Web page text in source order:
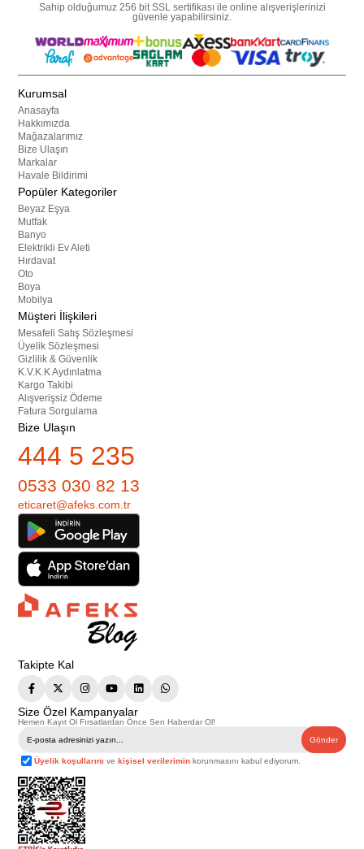
Sahip olduğumuz 256 bit SSL sertifikası ile online alışverişlerinizi
güvenle yapabilirsiniz.
Kurumsal
Anasayfa
Hakkımızda
Mağazalarımız
Bize Ulaşın
Markalar
Havale Bildirimi
Popüler Kategoriler
Beyaz Eşya
Mutfak
Banyo
Elektrikli Ev Aleti
Hırdavat
Oto
Boya
Mobilya
Müşteri İlişkileri
Mesafeli Satış Sözleşmesi
Üyelik Sözleşmesi
Gizlilik & Güvenlik
K.V.K.K Aydınlatma
Kargo Takibi
Alışverişsiz Ödeme
Fatura Sorgulama
Bize Ulaşın
444 5 235
0533 030 82 13
eticaret@afeks.com.tr
Takipte Kal
Size Özel Kampanyalar
Hemen Kayıt Ol Fırsatlardan Önce Sen Haberdar Ol!
Gönder
Üyelik koşullarını vekişisel verilerimin korunmasını kabul ediyorum.